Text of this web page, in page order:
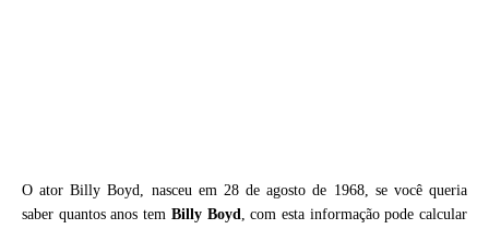
O ator Billy Boyd, nasceu em 28 de agosto de 1968, se você queria
saber quantos anos tem Billy Boyd, com esta informação pode calcular